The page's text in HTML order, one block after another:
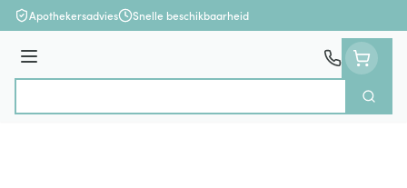
Ga naar de inhoud
Apothekersadvies Snelle beschikbaarheid
Menu
Zoek